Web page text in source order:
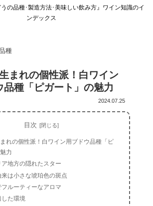
うの品種･製造方法･美味しい飲み方』ワイン知識のイ
ンデックス
種
まれの個性派！白ワイン
品種「ピガート」の魅力
2024.07.25
目次
れの個性派！白ワイン用ブドウ品種「ピ
力
ア地方の隠れたスター
は小さな琥珀色の斑点
ルーティーなアロマ
た環境